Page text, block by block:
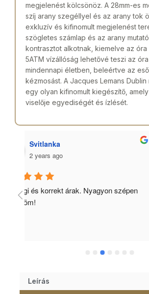
megjelenést kölcsönöz. A 28mm-es
szíj arany szegéllyel és az arany tok
exkluzív és kifinomult megjelenést
szögletes számlap és az arany
kontrasztot alkotnak, kiemelve az óra
5ATM vízállóság lehetővé teszi az
mindennapi életben, beleértve az
kézmosást. A Jacques Lemans Dublin
egy olyan kifinomult kiegészítő,
viselője egyediségét és ízlését.
Kedves, gyors és megbízható.
Leírás